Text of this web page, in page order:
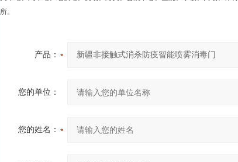
所。
产品：
您的单位：
您的姓名：